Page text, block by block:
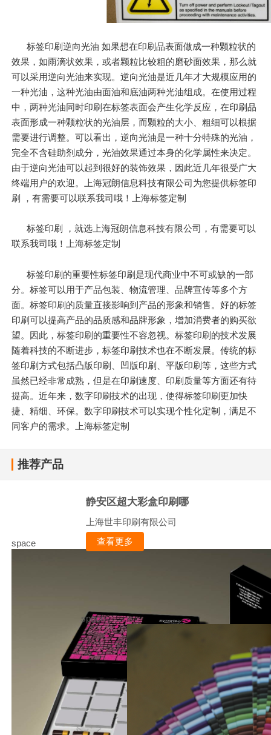
标签印刷逆向光油 如果想在印刷品表面做成一种颗粒状的
效果，如雨滴状效果，或者颗粒比较粗的磨砂面效果，那么就
可以采用逆向光油来实现。逆向光油是近几年才大规模应用的
一种光油，这种光油由面油和底油两种光油组成。在使用过程
中，两种光油同时印刷在标签表面会产生化学反应，在印刷品
表面形成一种颗粒状的光油层，而颗粒的大小、粗细可以根据
需要进行调整。可以看出，逆向光油是一种十分特殊的光油，
完全不含硅助剂成分，光油效果通过本身的化学属性来决定。
由于逆向光油可以起到很好的装饰效果，因此近几年很受广大
终端用户的欢迎。上海冠朗信息科技有限公司为您提供标签印
刷 ，有需要可以联系我司哦！上海标签定制
标签印刷 ，就选上海冠朗信息科技有限公司，有需要可以
联系我司哦！上海标签定制
标签印刷的重要性标签印刷是现代商业中不可或缺的一部
分。标签可以用于产品包装、物流管理、品牌宣传等多个方
面。标签印刷的质量直接影响到产品的形象和销售。好的标签
印刷可以提高产品的品质感和品牌形象，增加消费者的购买欲
望。因此，标签印刷的重要性不容忽视。标签印刷的技术发展
随着科技的不断进步，标签印刷技术也在不断发展。传统的标
签印刷方式包括凸版印刷、凹版印刷、平版印刷等，这些方式
虽然已经非常成熟，但是在印刷速度、印刷质量等方面还有待
提高。近年来，数字印刷技术的出现，使得标签印刷更加快
捷、精细、环保。数字印刷技术可以实现个性化定制，满足不
同客户的需求。上海标签定制
推荐产品
space
静安区超大彩盒印刷哪
上海世丰印刷有限公司
查看更多
space